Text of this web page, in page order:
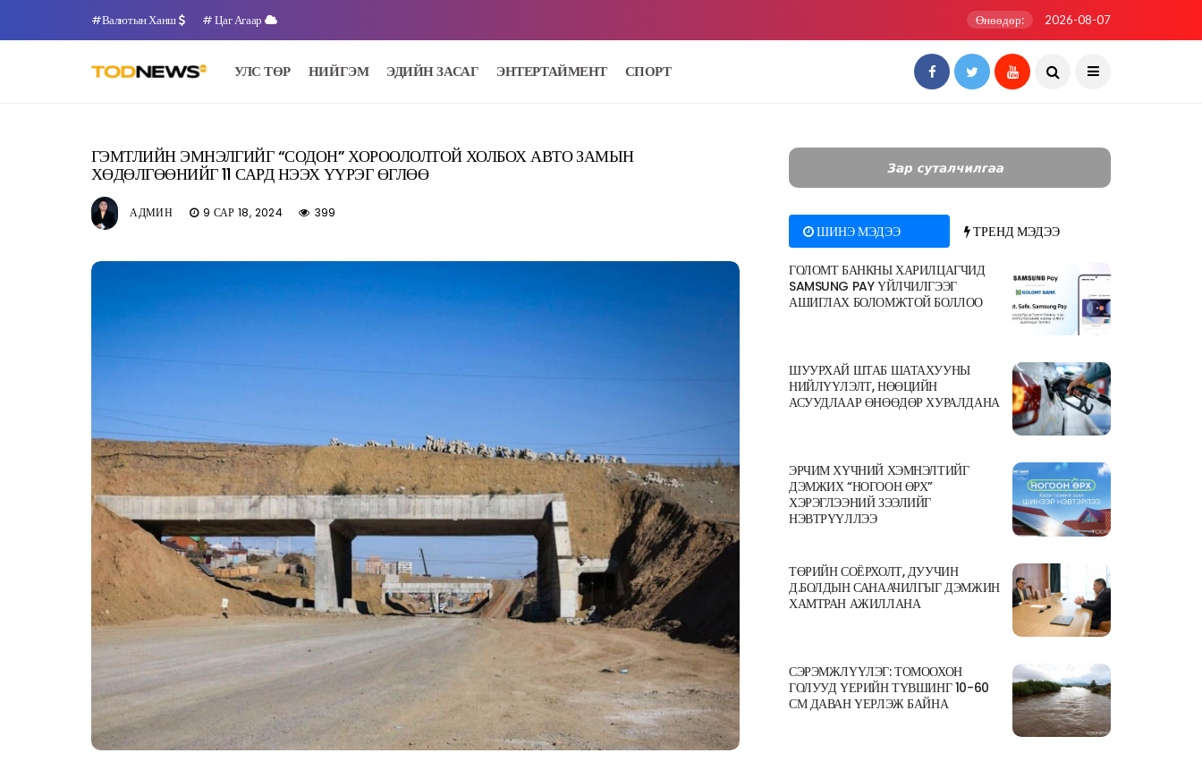
#Валютын Ханш # Цаг Агаар Өнөөдөр: 2026-08-07
УЛС ТӨР НИЙГЭМ ЭДИЙН ЗАСАГ ЭНТЕРТАЙМЕНТ СПОРТ
ГЭМТЛИЙН ЭМНЭЛГИЙГ “СОДОН” ХОРООЛОЛТОЙ ХОЛБОХ АВТО ЗАМЫН
ХӨДӨЛГӨӨНИЙГ 11 САРД НЭЭХ ҮҮРЭГ ӨГЛӨӨ
АДМИН 9 САР 18, 2024 399
ШИНЭ МЭДЭЭ ТРЕНД МЭДЭЭ
ГОЛОМТ БАНКНЫ ХАРИЛЦАГЧИД
SAMSUNG PAY ҮЙЛЧИЛГЭЭГ
АШИГЛАХ БОЛОМЖТОЙ БОЛЛОО
ШУУРХАЙ ШТАБ ШАТАХУУНЫ
НИЙЛҮҮЛЭЛТ, НӨӨЦИЙН
АСУУДЛААР ӨНӨӨДӨР ХУРАЛДАНА
ЭРЧИМ ХҮЧНИЙ ХЭМНЭЛТИЙГ
ДЭМЖИХ “НОГООН ӨРХ”
ХЭРЭГЛЭЭНИЙ ЗЭЭЛИЙГ
НЭВТРҮҮЛЛЭЭ
ТӨРИЙН СОЁРХОЛТ, ДУУЧИН
Д.БОЛДЫН САНААЧИЛГЫГ ДЭМЖИН
ХАМТРАН АЖИЛЛАНА
СЭРЭМЖЛҮҮЛЭГ: ТОМООХОН
ГОЛУУД ҮЕРИЙН ТҮВШИНГ 10-60
СМ ДАВАН ҮЕРЛЭЖ БАЙНА